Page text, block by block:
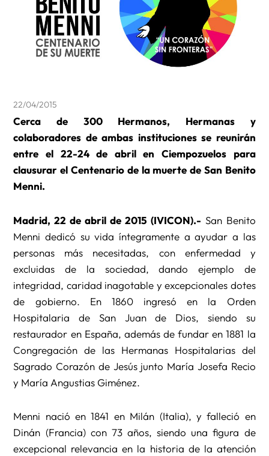
22/04/2015
Cerca de 300 Hermanos, Hermanas y
colaboradores de ambas instituciones se reunirán
entre el 22-24 de abril en Ciempozuelos para
clausurar el Centenario de la muerte de San Benito
Menni.
Madrid, 22 de abril de 2015 (IVICON).- San Benito
Menni dedicó su vida íntegramente a ayudar a las
personas más necesitadas, con enfermedad y
excluidas de la sociedad, dando ejemplo de
integridad, caridad inagotable y excepcionales dotes
de gobierno. En 1860 ingresó en la Orden
Hospitalaria de San Juan de Dios, siendo su
restaurador en España, además de fundar en 1881 la
Congregación de las Hermanas Hospitalarias del
Sagrado Corazón de Jesús junto María Josefa Recio
y María Angustias Giménez.
Menni nació en 1841 en Milán (Italia), y falleció en
Dinán (Francia) con 73 años, siendo una figura de
excepcional relevancia en la historia de la atención